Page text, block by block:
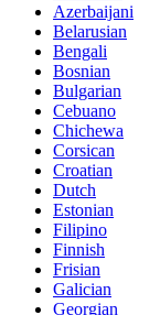
Azerbaijani
Belarusian
Bengali
Bosnian
Bulgarian
Cebuano
Chichewa
Corsican
Croatian
Dutch
Estonian
Filipino
Finnish
Frisian
Galician
Georgian